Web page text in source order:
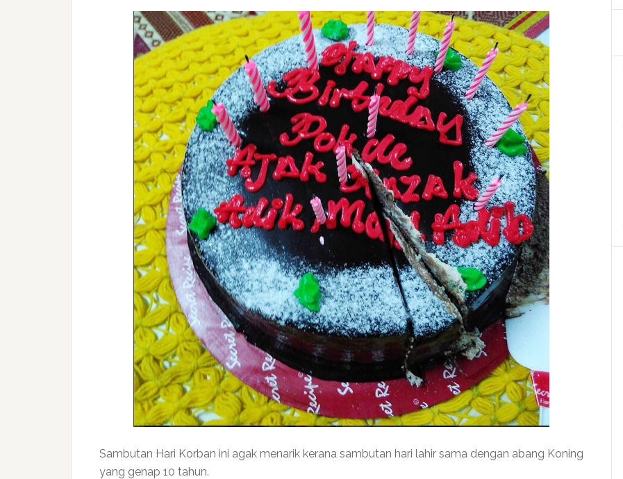
Sambutan Hari Korban ini agak menarik kerana sambutan hari lahir sama dengan abang Koning
yang genap 10 tahun.